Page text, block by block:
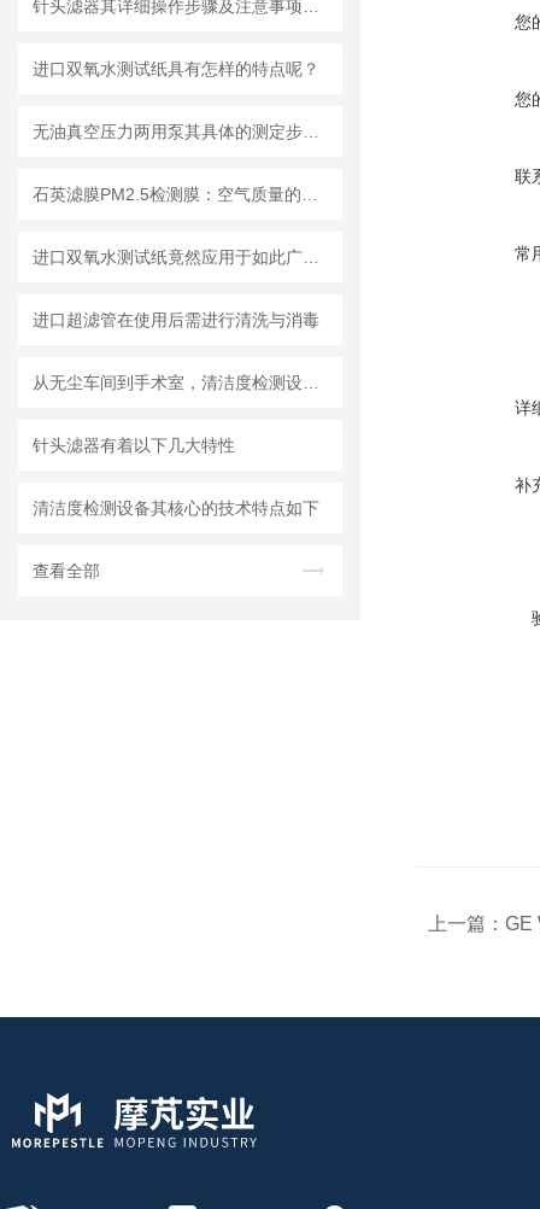
进口双氧水测试纸具有怎样的特点呢？
进口超滤管在使用后需进行清洗与消毒
针头滤器有着以下几大特性
清洁度检测设备其核心的技术特点如下
查看全部
您
您
联
常
详
补
上一篇： GE